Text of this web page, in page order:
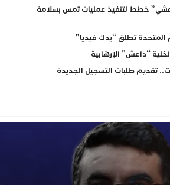
خطط لتنفيذ عمليات تمس بسلامة
المتحدة تطلق “يدك فيديا”
“داعش” الإرهابية
تقديم طلبات التسجيل الجديدة